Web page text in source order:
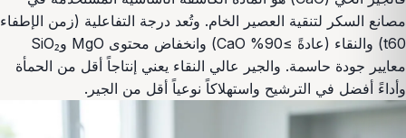
مصانع السكر لتنقية العصير الخام. وتُعد درجة التفاعلية (زمن الإطفاء
t60) والنقاء (عادةً ≥90% CaO) وانخفاض محتوى MgO وSiO₂
معايير جودة حاسمة. والجير عالي النقاء يعني إنتاجاً أقل من الحمأة
وأداءً أفضل في الترشيح واستهلاكاً نوعياً أقل من الجير.